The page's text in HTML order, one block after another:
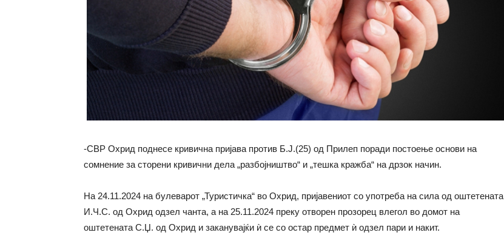
-СВР Охрид поднесе кривична пријава против Б.Ј.(25) од Прилеп поради постоење основи на
сомнение за сторени кривични дела „разбојништво“ и „тешка кражба“ на дрзок начин.
На 24.11.2024 на булеварот „Туристичка“ во Охрид, пријавениот со употреба на сила од оштетената
И.Ч.С. од Охрид одзел чанта, а на 25.11.2024 преку отворен прозорец влегол во домот на
оштетената С.Џ. од Охрид и заканувајќи ѝ се со остар предмет ѝ одзел пари и накит.